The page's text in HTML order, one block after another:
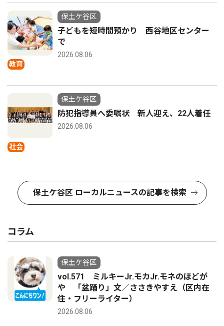
教育
保土ケ谷区
子どもを短時間預かり 西谷地区センター
で
2026.08.06
社会
保土ケ谷区
防犯指導員へ委嘱状 新人迎え、22人着任
2026.08.06
保土ケ谷区 ローカルニュースの記事を検索
コラム
保土ケ谷区
vol.571 ミルキーJr.モカJr.モネのほどが
や 「盆踊り」文／ささきやすえ（区内在
住・フリーライター）
2026.08.06